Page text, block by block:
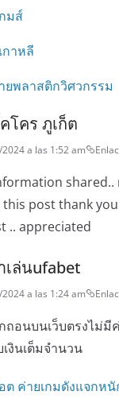
มส์
กาหลี
ยพลาสติกวิศวกรรม
โคร ภูเก็ต
a las 1:52 am
shared..
this post thank
.. appreciated
เล่นufabet
a las 1:24 am
ถอนบนเว็บตรงไม่มี
เงินเต็มจำนวน
ต ค่ายเกมดังแจกหนั